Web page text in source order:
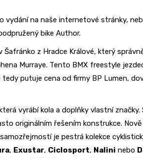
vydání na naše internetové stránky,
bike Author.
z Hradce Králové, který
Murraye. Tento BMX freestyle
putuje cena od firmy BP Lumen,
vyrábí kola a doplňky vlastní značky.
originálním řešením konstrukce.
je pestrá kolekce
, Exustar, Ciclosport, Nalini nebo